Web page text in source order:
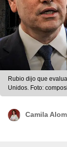
Rubio dijo que
Unidos. Foto:
Camila